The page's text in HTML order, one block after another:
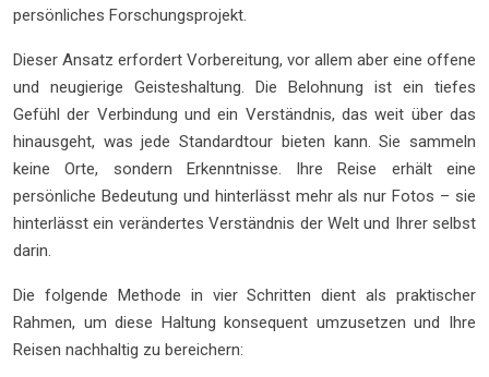
persönliches Forschungsprojekt.
Dieser Ansatz erfordert Vorbereitung, vor allem aber eine offene
und neugierige Geisteshaltung. Die Belohnung ist ein tiefes
Gefühl der Verbindung und ein Verständnis, das weit über das
hinausgeht, was jede Standardtour bieten kann. Sie sammeln
keine Orte, sondern Erkenntnisse. Ihre Reise erhält eine
persönliche Bedeutung und hinterlässt mehr als nur Fotos – sie
hinterlässt ein verändertes Verständnis der Welt und Ihrer selbst
darin.
Die folgende Methode in vier Schritten dient als praktischer
Rahmen, um diese Haltung konsequent umzusetzen und Ihre
Reisen nachhaltig zu bereichern: